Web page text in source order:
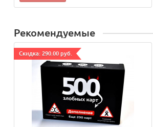
Рекомендуемые
Cкидка: 290.00 руб.